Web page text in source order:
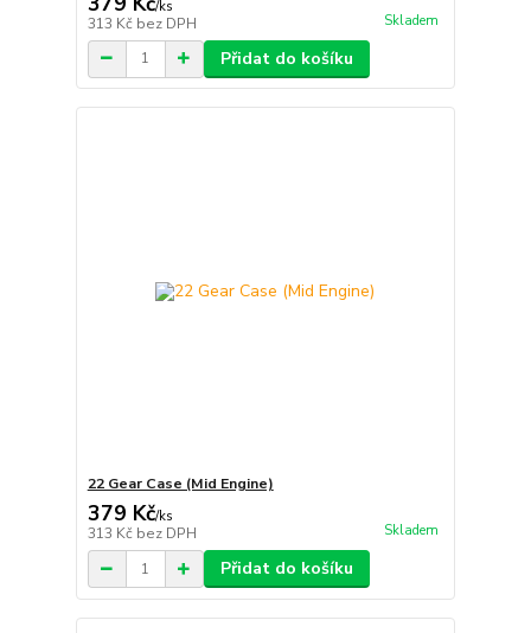
/ks
313 Kč bez DPH Skladem
Přidat do košíku
22 Gear Case (Mid Engine)
379 Kč/ks
313 Kč bez DPH Skladem
Přidat do košíku